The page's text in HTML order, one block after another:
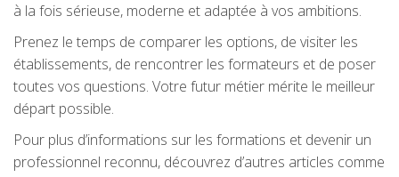
à la fois sérieuse, moderne et adaptée à vos ambitions.
Prenez le temps de comparer les options, de visiter les
établissements, de rencontrer les formateurs et de poser
toutes vos questions. Votre futur métier mérite le meilleur
départ possible.
Pour plus d’informations sur les formations et devenir un
professionnel reconnu, découvrez d’autres articles comme